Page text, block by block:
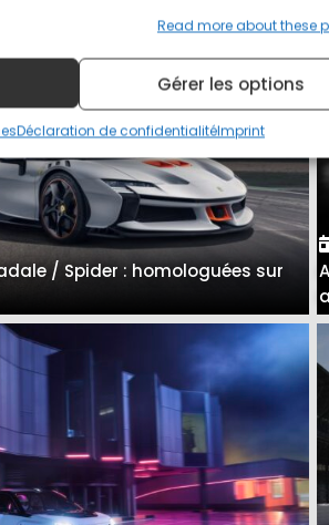
Read more about these
Gérer les options
Déclaration de confidentialitéImprint
/ Spider : homologuées sur